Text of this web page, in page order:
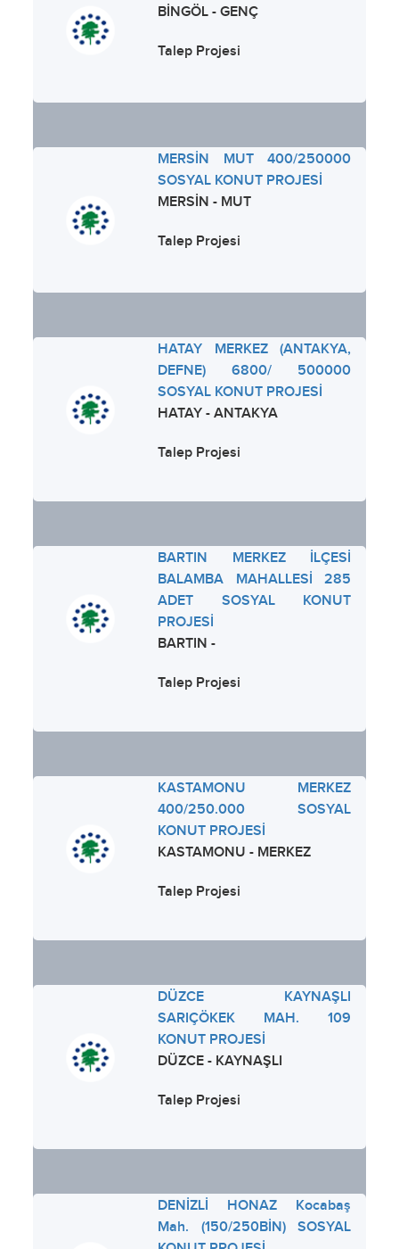
BİNGÖL - GENÇ
Talep Projesi
MERSİN MUT 400/250000
SOSYAL KONUT PROJESİ
MERSİN - MUT
Talep Projesi
HATAY MERKEZ (ANTAKYA,
DEFNE) 6800/ 500000
SOSYAL KONUT PROJESİ
HATAY - ANTAKYA
Talep Projesi
BARTIN MERKEZ İLÇESİ
BALAMBA MAHALLESİ 285
ADET SOSYAL KONUT
PROJESİ
BARTIN -
Talep Projesi
KASTAMONU MERKEZ
400/250.000 SOSYAL
KONUT PROJESİ
KASTAMONU - MERKEZ
Talep Projesi
DÜZCE KAYNAŞLI
SARIÇÖKEK MAH. 109
KONUT PROJESİ
DÜZCE - KAYNAŞLI
Talep Projesi
DENİZLİ HONAZ Kocabaş
Mah. (150/250BİN) SOSYAL